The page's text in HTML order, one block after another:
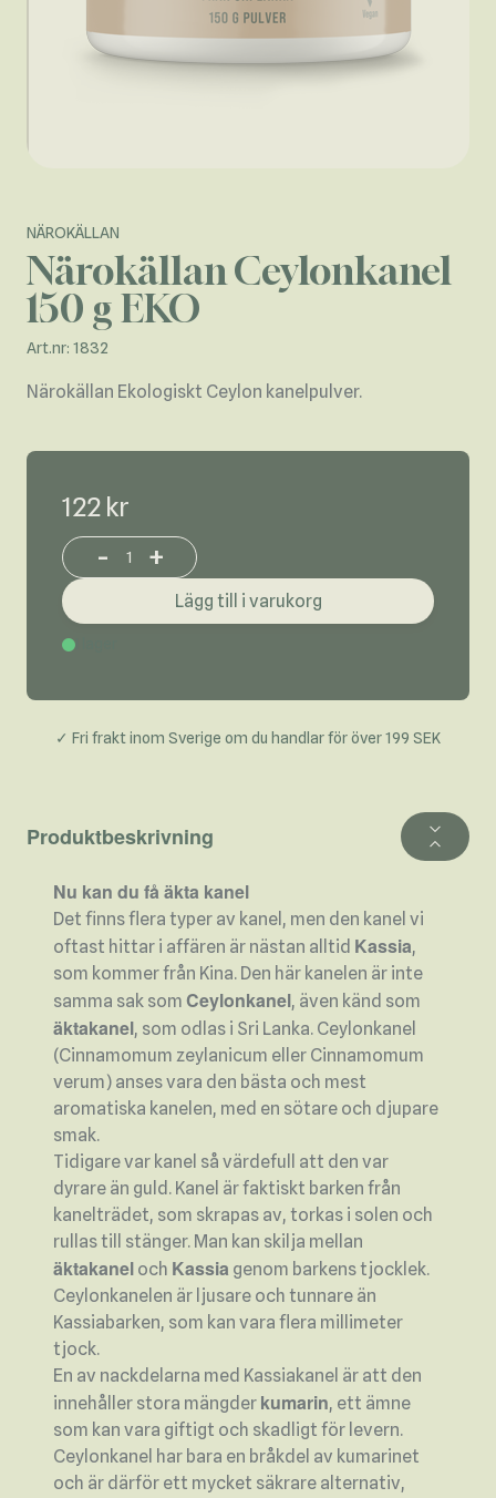
NÄROKÄLLAN
Närokällan Ceylonkanel
150 g EKO
Art.nr: 1832
Närokällan Ekologiskt Ceylon kanelpulver.
122 kr
Increase or decrease product quantity
- +
Lägg till i varukorg
✓ Fri frakt inom Sverige om du handlar för över 199 SEK
Produktbeskrivning
Nu kan du få äkta kanel
Det finns flera typer av kanel, men den kanel vi
oftast hittar i affären är nästan alltid Kassia,
som kommer från Kina. Den här kanelen är inte
samma sak som Ceylonkanel, även känd som
äktakanel, som odlas i Sri Lanka. Ceylonkanel
(Cinnamomum zeylanicum eller Cinnamomum
verum) anses vara den bästa och mest
aromatiska kanelen, med en sötare och djupare
smak.
Tidigare var kanel så värdefull att den var
dyrare än guld. Kanel är faktiskt barken från
kanelträdet, som skrapas av, torkas i solen och
rullas till stänger. Man kan skilja mellan
äktakanel och Kassia genom barkens tjocklek.
Ceylonkanelen är ljusare och tunnare än
Kassiabarken, som kan vara flera millimeter
tjock.
En av nackdelarna med Kassiakanel är att den
innehåller stora mängder kumarin, ett ämne
som kan vara giftigt och skadligt för levern.
Ceylonkanel har bara en bråkdel av kumarinet
och är därför ett mycket säkrare alternativ,